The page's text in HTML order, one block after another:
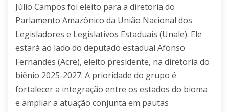
Júlio Campos foi eleito para a diretoria do
Parlamento Amazônico da União Nacional dos
Legisladores e Legislativos Estaduais (Unale). Ele
estará ao lado do deputado estadual Afonso
Fernandes (Acre), eleito presidente, na diretoria do
biênio 2025-2027. A prioridade do grupo é
fortalecer a integração entre os estados do bioma
e ampliar a atuação conjunta em pautas